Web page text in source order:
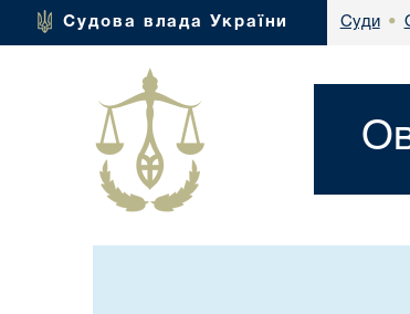
Судова влада України Суди •